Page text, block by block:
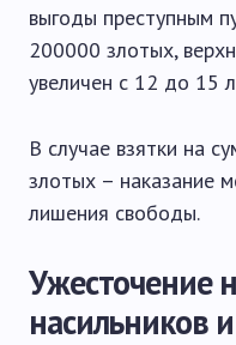
выгоды преступным
200000 злотых,
увеличен с 12 до 15
В случае взятки на
злотых – наказание
лишения свободы.
Ужесточение
насильников